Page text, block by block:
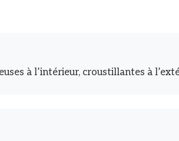
à l’intérieur, croustillantes à